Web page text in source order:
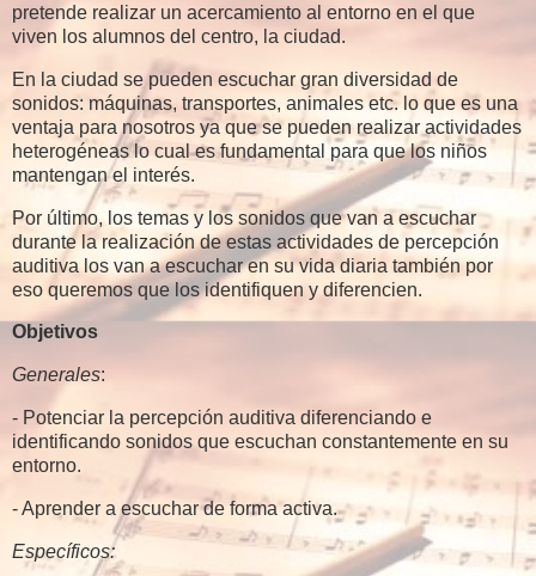
pretende realizar un acercamiento al entorno en el que
viven los alumnos del centro, la ciudad.
En la ciudad se pueden escuchar gran diversidad de
sonidos: máquinas, transportes, animales etc. lo que es una
ventaja para nosotros ya que se pueden realizar actividades
heterogéneas lo cual es fundamental para que los niños
mantengan el interés.
Por último, los temas y los sonidos que van a escuchar
durante la realización de estas actividades de percepción
auditiva los van a escuchar en su vida diaria también por
eso queremos que los identifiquen y diferencien.
Objetivos
Generales:
- Potenciar la percepción auditiva diferenciando e
identificando sonidos que escuchan constantemente en su
entorno.
- Aprender a escuchar de forma activa.
Específicos: